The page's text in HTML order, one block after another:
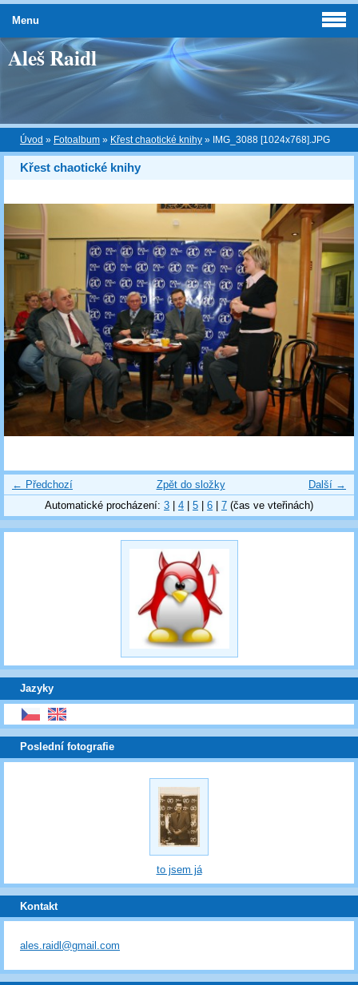
Aleš Raidl
Úvod » Fotoalbum » Křest chaotické knihy » IMG_3088 [1024x768].JPG
Křest chaotické knihy
← Předchozí Další →
Zpět do složky
Automatické procházení: 3 4 5 6 7 (čas ve vteřinách)
Jazyky
Menu
Poslední fotografie
to jsem já
Kontakt
ales.raidl@gmail.com